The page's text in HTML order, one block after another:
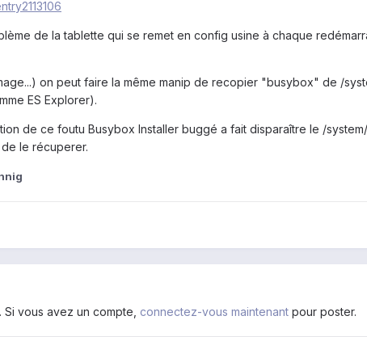
de la tablette qui se remet en config usine à chaque
on peut faire la même manip de recopier "busybox" de /
ES Explorer).
de ce foutu Busybox Installer buggé a fait disparaître le /
le récuperer.
vous avez un compte, connectez-vous maintenant pour poster.